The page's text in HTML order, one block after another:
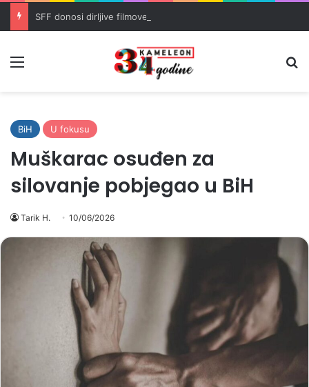
BiH U fokusu
Muškarac osuđen za
silovanje pobjegao u BiH
Tarik H. 10/06/2026